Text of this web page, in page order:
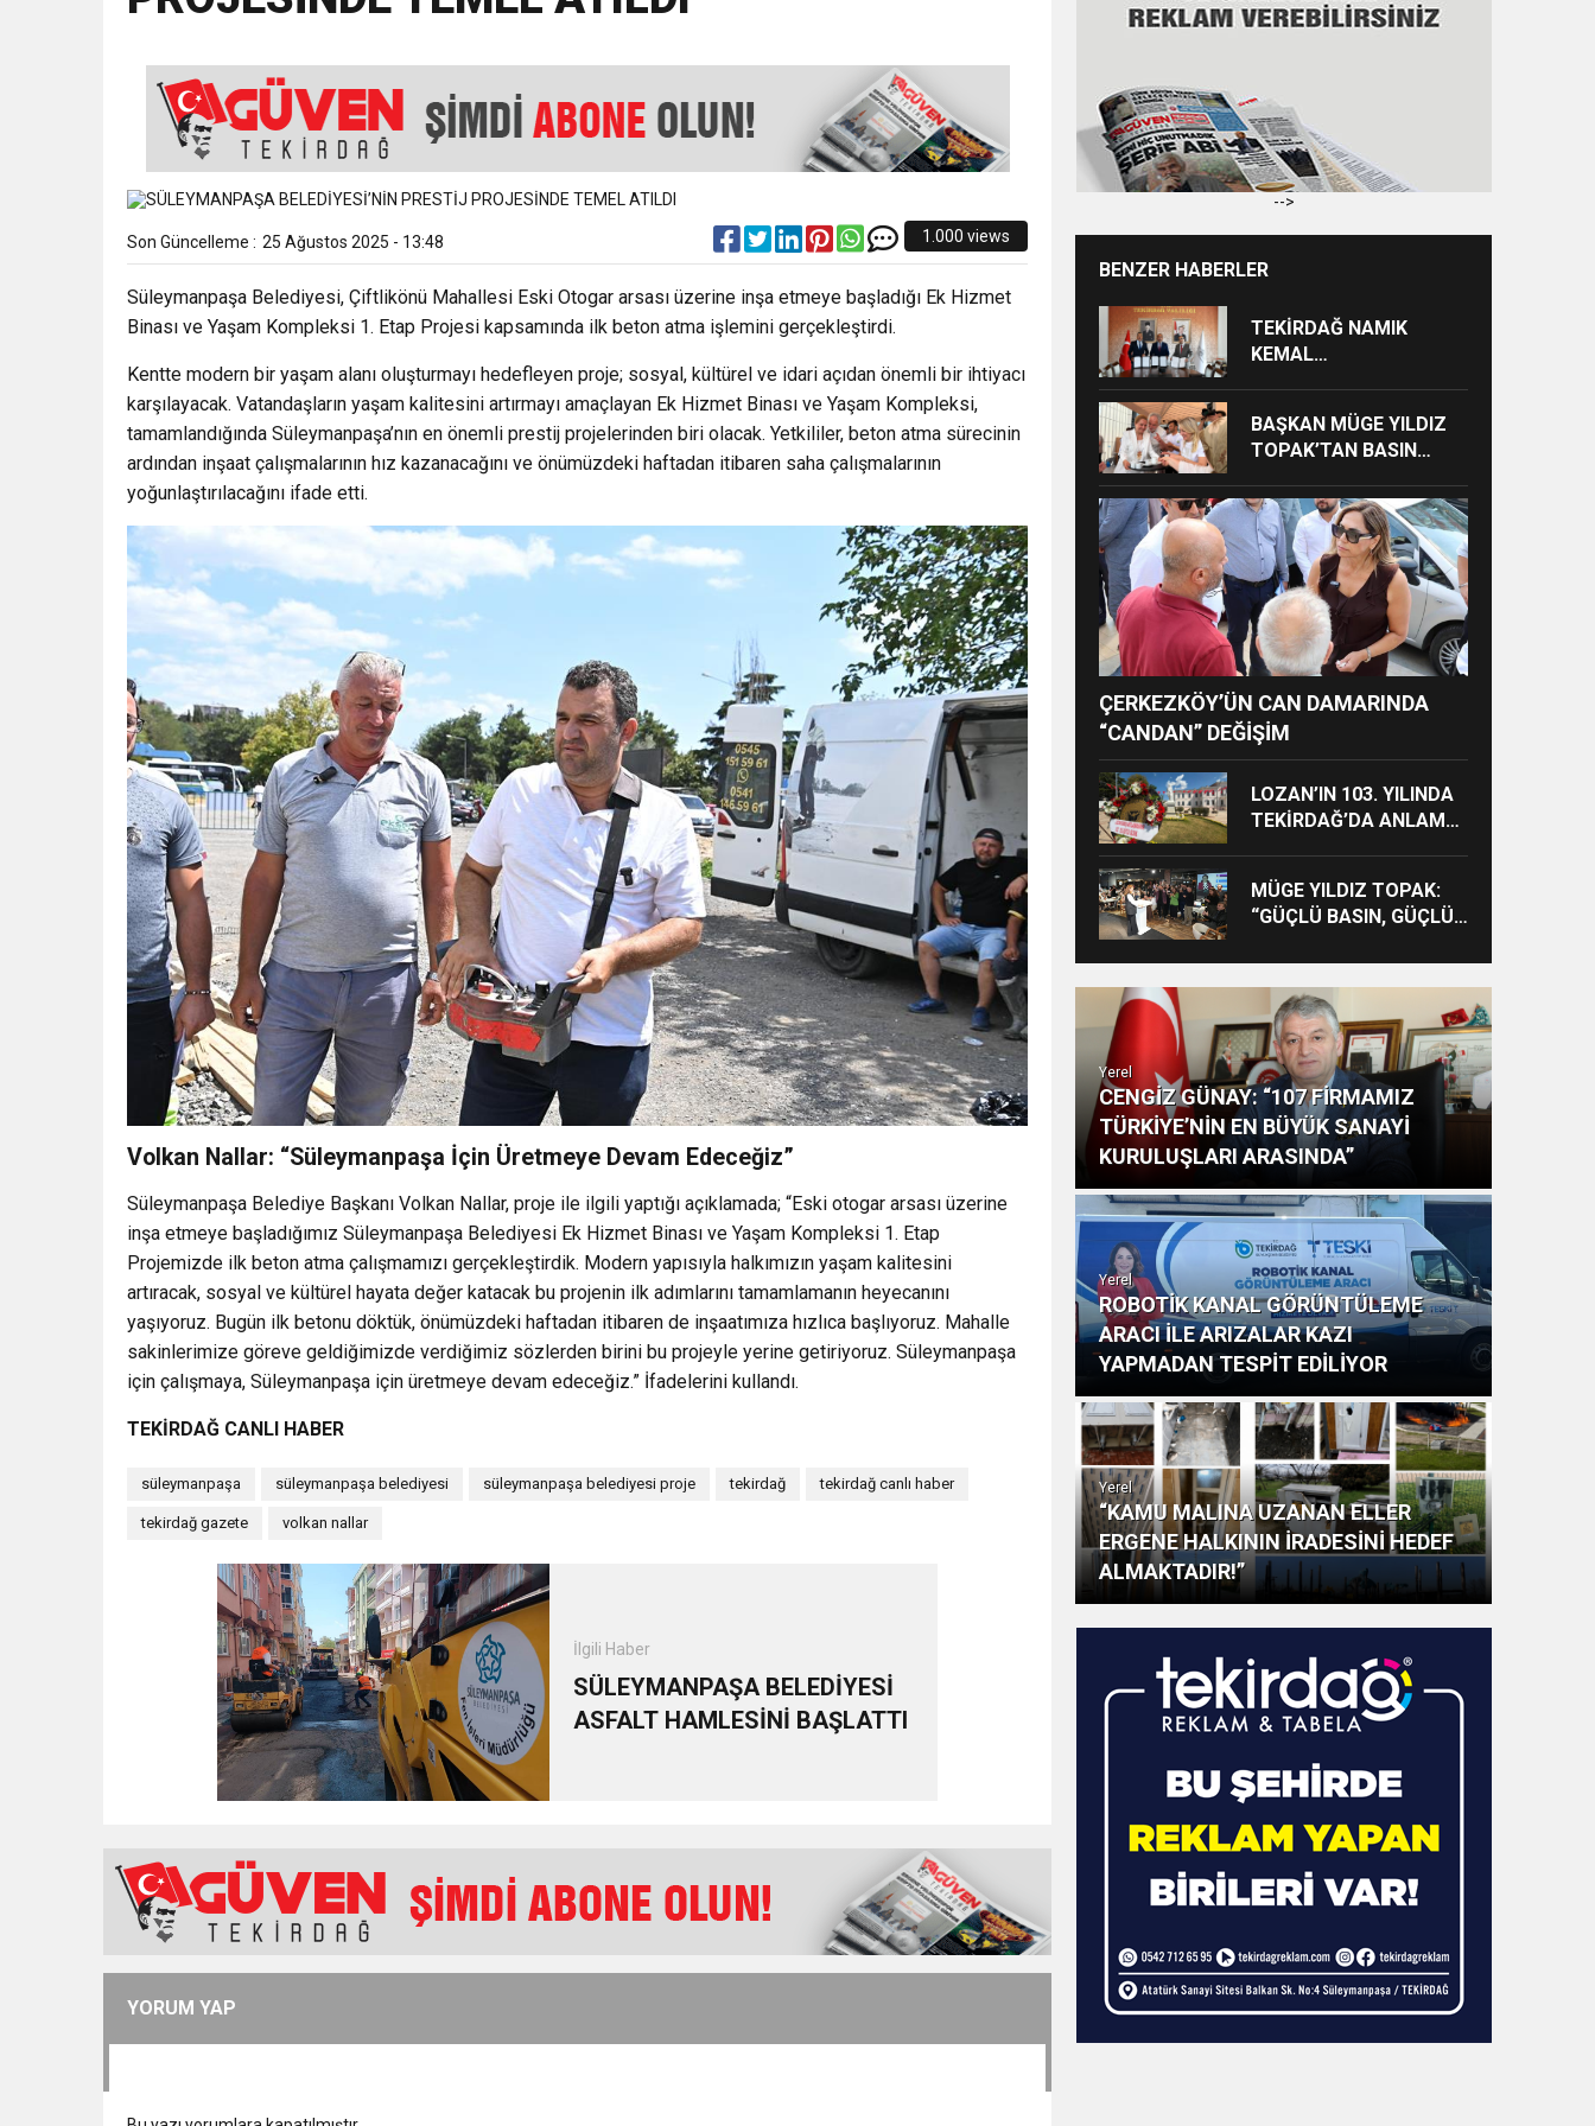
15:35 ÇERKEZKÖY’ÜN CAN DAMARINDA “CANDAN” DEĞİŞİM
12:32
17:43 6. GELENEKSEL KEŞKEK ŞENLİĞİNDE MUHTEŞEM FİNAL
Son Güncelleme : 25 Ağustos 2025 - 13:48 1.000 views
Süleymanpaşa Belediyesi, Çiftlikönü Mahallesi Eski Otogar arsası üzerine inşa etmeye başladığı Ek Hizmet
Binası ve Yaşam Kompleksi 1. Etap Projesi kapsamında ilk beton atma işlemini gerçekleştirdi.
Kentte modern bir yaşam alanı oluşturmayı hedefleyen proje; sosyal, kültürel ve idari açıdan önemli bir ihtiyacı
karşılayacak. Vatandaşların yaşam kalitesini artırmayı amaçlayan Ek Hizmet Binası ve Yaşam Kompleksi,
tamamlandığında Süleymanpaşa’nın en önemli prestij projelerinden biri olacak. Yetkililer, beton atma sürecinin
ardından inşaat çalışmalarının hız kazanacağını ve önümüzdeki haftadan itibaren saha çalışmalarının
yoğunlaştırılacağını ifade etti.
Volkan Nallar: “Süleymanpaşa İçin Üretmeye Devam Edeceğiz”
Süleymanpaşa Belediye Başkanı Volkan Nallar, proje ile ilgili yaptığı açıklamada; “Eski otogar arsası üzerine
inşa etmeye başladığımız Süleymanpaşa Belediyesi Ek Hizmet Binası ve Yaşam Kompleksi 1. Etap
Projemizde ilk beton atma çalışmamızı gerçekleştirdik. Modern yapısıyla halkımızın yaşam kalitesini
artıracak, sosyal ve kültürel hayata değer katacak bu projenin ilk adımlarını tamamlamanın heyecanını
yaşıyoruz. Bugün ilk betonu döktük, önümüzdeki haftadan itibaren de inşaatımıza hızlıca başlıyoruz. Mahalle
sakinlerimize göreve geldiğimizde verdiğimiz sözlerden birini bu projeyle yerine getiriyoruz. Süleymanpaşa
için çalışmaya, Süleymanpaşa için üretmeye devam edeceğiz.” İfadelerini kullandı.
TEKİRDAĞ CANLI HABER
süleymanpaşa süleymanpaşa belediyesi süleymanpaşa belediyesi proje tekirdağ tekirdağ canlı haber
tekirdağ gazete volkan nallar
İlgili Haber
SÜLEYMANPAŞA BELEDİYESİ
ASFALT HAMLESİNİ BAŞLATTI
YORUM YAP
-->
BENZER HABERLER
TEKİRDAĞ NAMIK
KEMAL
HİZMET
BAŞKAN MÜGE YILDIZ
TOPAK’TAN BASIN
BULUŞMASI
ÇERKEZKÖY’ÜN CAN DAMARINDA
“CANDAN” DEĞİŞİM
LOZAN’IN 103. YILINDA
TEKİRDAĞ’DA ANLAMLI
MÜGE YILDIZ TOPAK:
“GÜÇLÜ BASIN, GÜÇLÜ
TEMİNATIDIR!”
Yerel
CENGİZ GÜNAY: “107 FİRMAMIZ
TÜRKİYE’NİN EN BÜYÜK SANAYİ
KURULUŞLARI ARASINDA”
Yerel
ROBOTİK KANAL GÖRÜNTÜLEME
ARACI İLE ARIZALAR KAZI
YAPMADAN TESPİT EDİLİYOR
Yerel
“KAMU MALINA UZANAN ELLER
ERGENE HALKININ İRADESİNİ HEDEF
ALMAKTADIR!”